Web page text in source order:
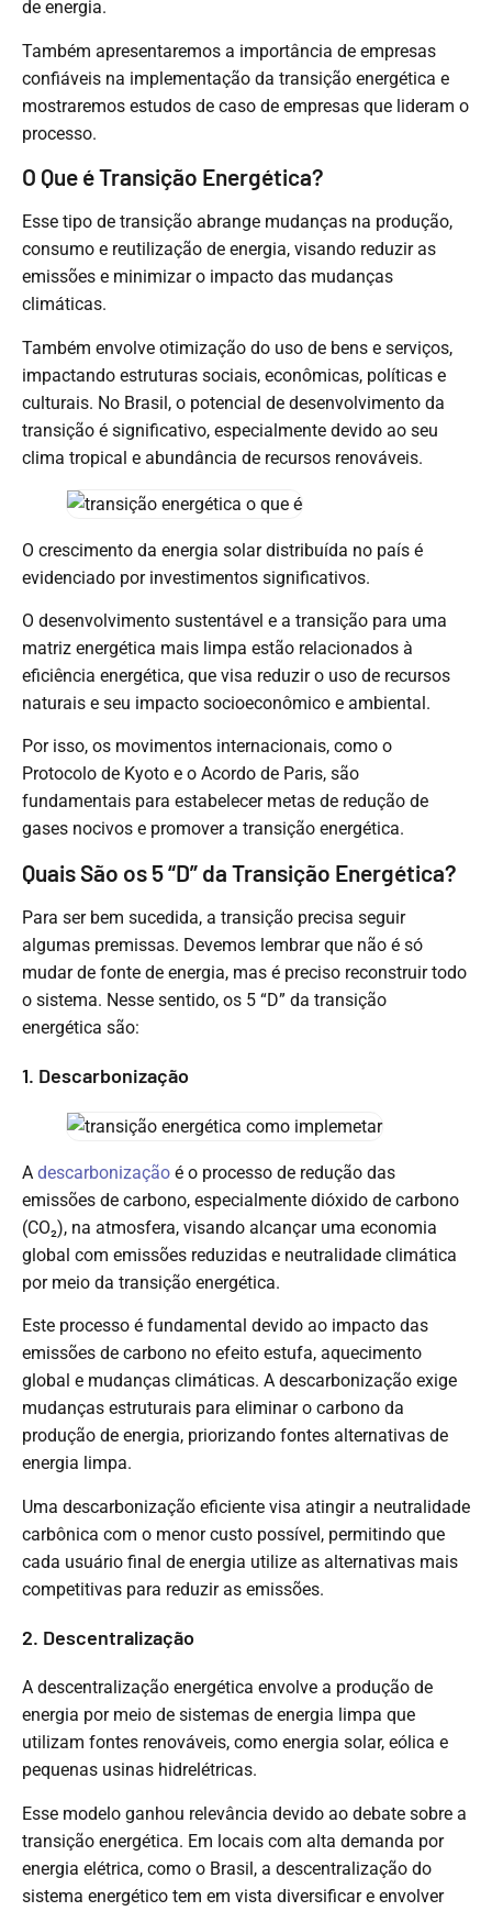
de energia.
Também apresentaremos a importância de empresas
confiáveis na implementação da transição energética e
mostraremos estudos de caso de empresas que lideram o
processo.
O Que é Transição Energética?
Esse tipo de transição abrange mudanças na produção,
consumo e reutilização de energia, visando reduzir as
emissões e minimizar o impacto das mudanças
climáticas.
Também envolve otimização do uso de bens e serviços,
impactando estruturas sociais, econômicas, políticas e
culturais. No Brasil, o potencial de desenvolvimento da
transição é significativo, especialmente devido ao seu
clima tropical e abundância de recursos renováveis.
O crescimento da energia solar distribuída no país é
evidenciado por investimentos significativos.
O desenvolvimento sustentável e a transição para uma
matriz energética mais limpa estão relacionados à
eficiência energética, que visa reduzir o uso de recursos
naturais e seu impacto socioeconômico e ambiental.
Por isso, os movimentos internacionais, como o
Protocolo de Kyoto e o Acordo de Paris, são
fundamentais para estabelecer metas de redução de
gases nocivos e promover a transição energética.
Quais São os 5 “D” da Transição Energética?
Para ser bem sucedida, a transição precisa seguir
algumas premissas. Devemos lembrar que não é só
mudar de fonte de energia, mas é preciso reconstruir todo
o sistema. Nesse sentido, os 5 “D” da transição
energética são:
1. Descarbonização
A descarbonização é o processo de redução das
emissões de carbono, especialmente dióxido de carbono
(CO₂), na atmosfera, visando alcançar uma economia
global com emissões reduzidas e neutralidade climática
por meio da transição energética.
Este processo é fundamental devido ao impacto das
emissões de carbono no efeito estufa, aquecimento
global e mudanças climáticas. A descarbonização exige
mudanças estruturais para eliminar o carbono da
produção de energia, priorizando fontes alternativas de
energia limpa.
Uma descarbonização eficiente visa atingir a neutralidade
carbônica com o menor custo possível, permitindo que
cada usuário final de energia utilize as alternativas mais
competitivas para reduzir as emissões.
2. Descentralização
A descentralização energética envolve a produção de
energia por meio de sistemas de energia limpa que
utilizam fontes renováveis, como energia solar, eólica e
pequenas usinas hidrelétricas.
Esse modelo ganhou relevância devido ao debate sobre a
transição energética. Em locais com alta demanda por
energia elétrica, como o Brasil, a descentralização do
sistema energético tem em vista diversificar e envolver